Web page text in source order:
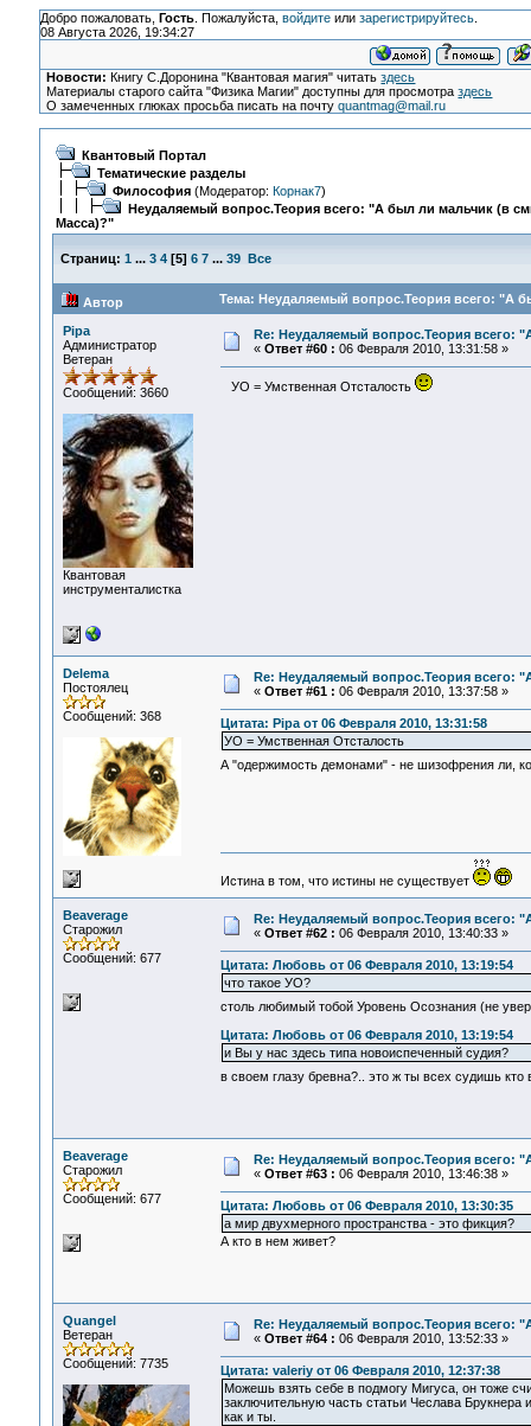
Добро пожаловать, Гость. Пожалуйста, войдитеили зарегистрируйтесь.
08 Августа 2026, 19:34:27
Новости: Книгу С.Доронина "Квантовая магия" читатьздесь
Материалы старого сайта "Физика Магии" доступны для просмотраздесь
О замеченных глюках просьба писать на почтуquantmag@mail.ru
Квантовый Портал
Тематические разделы
Философия(Модератор: Корнак7)
Неудаляемый вопрос.Теория всего: "А был ли мальчик (в
Масса)?"
Страниц: 1 ... 3 4[5] 6 7 ... 39 Все
Автор Тема: Неудаляемый вопрос.Теория всего: "А
Pipa
Администратор
Ветеран
Сообщений: 3660
Квантовая
инструменталистка
Re: Неудаляемый вопрос.Теория всего:
« Ответ #60 : 06 Февраля 2010, 13:31:58 »
УО = Умственная Отсталость
Delema
Постоялец
Сообщений: 368
Re: Неудаляемый вопрос.Теория всего:
« Ответ #61 : 06 Февраля 2010, 13:37:58 »
Цитата: Pipa от 06 Февраля 2010, 13:31:58
УО = Умственная Отсталость
А "одержимость демонами" - не шизофрения ли,
Истина в том, что истины не существует
Beaverage
Старожил
Сообщений: 677
Re: Неудаляемый вопрос.Теория всего:
« Ответ #62 : 06 Февраля 2010, 13:40:33 »
Цитата: Любовь от 06 Февраля 2010, 13:19:54
что такое УО?
столь любимый тобой Уровень Осознания (не
Цитата: Любовь от 06 Февраля 2010, 13:19:54
и Вы у нас здесь типа новоиспеченный судия?
в своем глазу бревна?.. это ж ты всех судишь кто
Beaverage
Старожил
Сообщений: 677
Re: Неудаляемый вопрос.Теория всего:
« Ответ #63 : 06 Февраля 2010, 13:46:38 »
Цитата: Любовь от 06 Февраля 2010, 13:30:35
а мир двухмерного пространства - это фикция?
А кто в нем живет?
Quangel
Ветеран
Сообщений: 7735
Re: Неудаляемый вопрос.Теория всего:
« Ответ #64 : 06 Февраля 2010, 13:52:33 »
Цитата: valeriy от 06 Февраля 2010, 12:37:38
Можешь взять себе в подмогу Мигуса, он тоже
заключительную часть статьи Чеслава
как и ты.